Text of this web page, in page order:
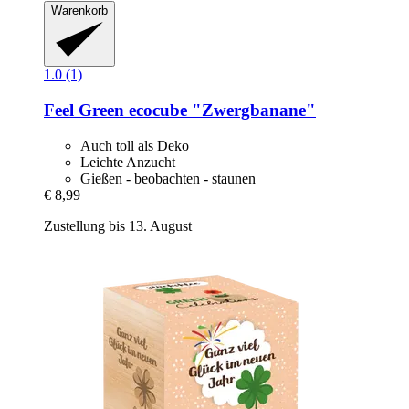
Warenkorb
1.0 (1)
Feel Green ecocube "Zwergbanane"
Auch toll als Deko
Leichte Anzucht
Gießen - beobachten - staunen
€ 8,99
Zustellung bis 13. August